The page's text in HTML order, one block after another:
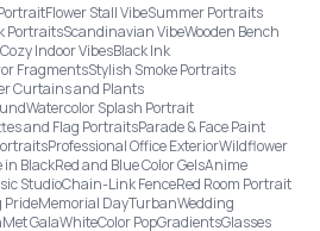
Flower Stall VibeSummer Portraits
PortraitsScandinavian VibeWooden Bench
Cozy Indoor VibesBlack Ink
FragmentsStylish Smoke Portraits
Curtains and Plants
Watercolor Splash Portrait
and Flag PortraitsParade & Face Paint
Professional Office ExteriorWildflower
in BlackRed and Blue Color GelsAnime
StudioChain-Link FenceRed Room Portrait
PrideMemorial DayTurbanWedding
Met GalaWhiteColor PopGradientsGlasses